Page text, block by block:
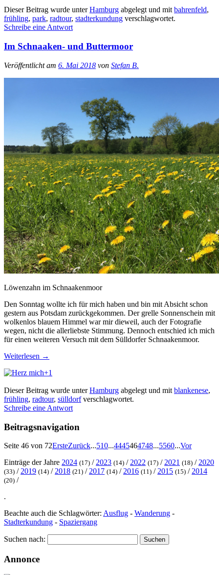
Dieser Beitrag wurde unterHamburg abgelegt und mitbahrenfeld,
frühling, park, radtour, stadterkundung verschlagwortet.
Schreibe eine Antwort
Im Schnaaken- und Buttermoor
Veröffentlicht am 6. Mai 2018 von Stefan B.
Löwenzahn im Schnaakenmoor
Den Sonntag wollte ich für mich haben und bin mit Absicht schon
gestern aus Potsdam zurückgekommen. Der grelle Sonnenschein mit
wolkenlos blauem Himmel war mir dieweil, auch der Fotografie
wegen, nicht die allerliebste Stimmung. Dennoch entschied ich mich
für einen weiteren Versuch mit dem Sülldorfer Schnaakenmoor.
Weiterlesen →
+1
Dieser Beitrag wurde unterHamburg abgelegt und mit blankenese,
frühling, radtour, sülldorfverschlagwortet.
Schreibe eine Antwort
Beitragsnavigation
Seite 46 von 72ErsteZurück...510...4445464748...5560...Vor
Einträge der Jahre 2024 (17) / 2023 (14) / 2022 (17) / 2021 (18) / 2020
(33) / 2019 (14) / 2018 (21) / 2017 (14) / 2016 (11) / 2015 (15) / 2014
(20) /
.
Beachte auch die Schlagwörter: Ausflug - Wanderung -
Stadterkundung - Spaziergang
Suchen nach:
Annonce